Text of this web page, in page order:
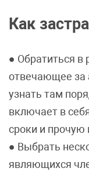
Как
● Обратиться в
отвечающее за
узнать там
включает в
сроки и
● Выбрать
являющихся